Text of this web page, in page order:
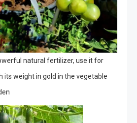
natural fertilizer, use it for
its weight in gold in the vegetable